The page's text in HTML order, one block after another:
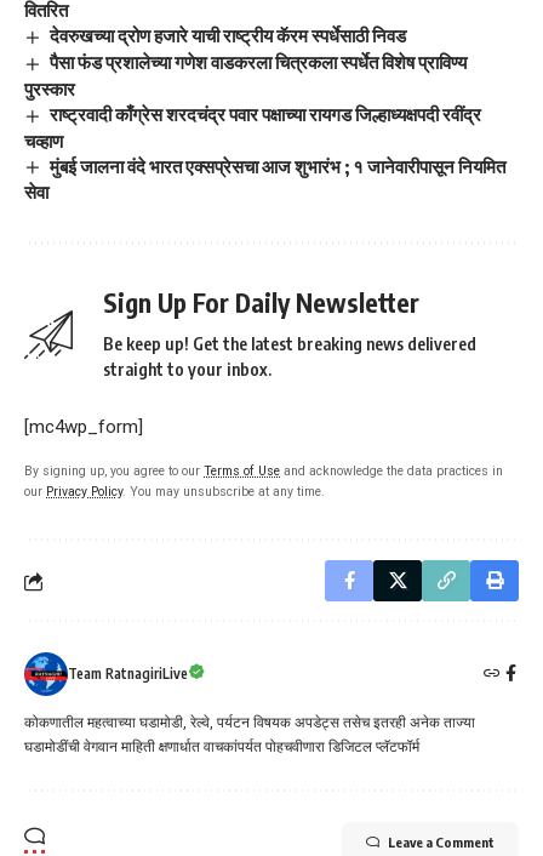
वितरित
देवरुखच्या द्रोण हजारे याची राष्ट्रीय कॅरम स्पर्धेसाठी निवड
पैसा फंड प्रशालेच्या गणेश वाडकरला चित्रकला स्पर्धेत विशेष प्राविण्य
पुरस्कार
राष्ट्रवादी काँग्रेस शरदचंद्र पवार पक्षाच्या रायगड जिल्हाध्यक्षपदी रवींद्र
चव्हाण
मुंबई जालना वंदे भारत एक्सप्रेसचा आज शुभारंभ ; १ जानेवारीपासून नियमित
सेवा
Sign Up For Daily Newsletter
Be keep up! Get the latest breaking news delivered
straight to your inbox.
[mc4wp_form]
By signing up, you agree to our Terms of Use and acknowledge the data practices in
our Privacy Policy. You may unsubscribe at any time.
Team RatnagiriLive
कोकणातील महत्वाच्या घडामोडी, रेल्वे, पर्यटन विषयक अपडेट्स तसेच इतरही अनेक ताज्या
घडामोडींची वेगवान माहिती क्षणार्धात वाचकांपर्यत पोहचवीणारा डिजिटल प्लॅटफॉर्म
Leave a Comment